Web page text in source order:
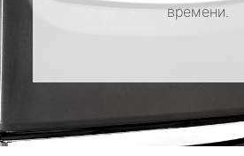
времени.